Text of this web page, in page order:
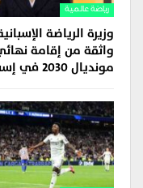
رياضة عالمية
وزيرة الرياضة الإسبانية
واثقة من إقامة نهائي
مونديال 2030 في إسبانيا